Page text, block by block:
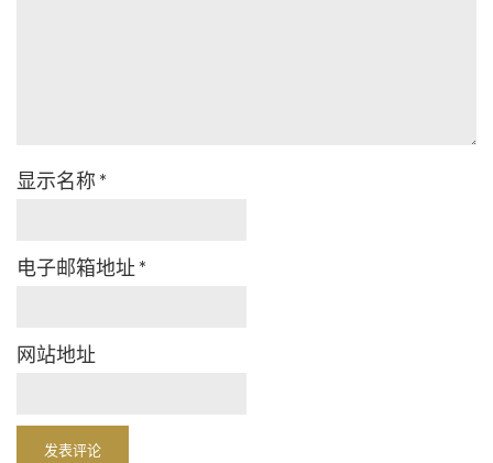
显示名称 *
电子邮箱地址 *
网站地址